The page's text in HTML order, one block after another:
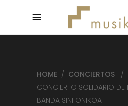
HOME / CONCIERTOS
/
CONCIERTO SOLIDARIO DE
BANDA SINFONIKOA